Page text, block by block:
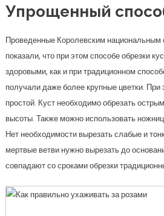
Упрощенный
Проведенные Королевским
показали, что при этом способе обрезки
здоровыми, как и при традиционном
получали даже более крупные цветки. При
простой. Куст необходимо обрезать
высоты. Также можно использовать
Нет необходимости вырезать слабые и
мертвые ветви нужно вырезать до
совпадают со сроками обрезки